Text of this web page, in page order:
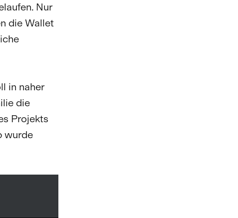
Nur
die Wallet
in naher
die
Projekts
wurde